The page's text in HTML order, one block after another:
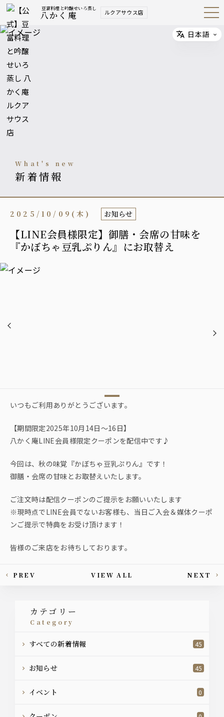
豆富料理と吟醸せいろ蒸し
八かく庵 ルクアサウス店 Open
Navig
what's new
新着情報
【LINE会員様限定】御膳・会席の甘味を
『かぼちゃ豆乳ぷりん』にお取替え
2025/10/09(木) お知らせ
いつもご利用ありがとうございます。
【期間限定2025年10月14日〜16日】
八かく庵LINE会員様限定クーポンを配信中です♪
今回は、秋の味覚『かぼちゃ豆乳ぷりん』です！
御膳・会席の甘味とお取替えいたします。
ご注文時は配信クーポンのご提示をお願いいたします
※現時点でLINE会員でないお客様も、当日ご入会＆媒体クーポ
ンご提示で特典をお受け頂けます！
皆様のご来店をお待ちしております。
This article's paging
PREV VIEW ALL NEXT
カテゴリー
category
すべての新着情報 45
お知らせ 45
イベント 0
Select
日本語